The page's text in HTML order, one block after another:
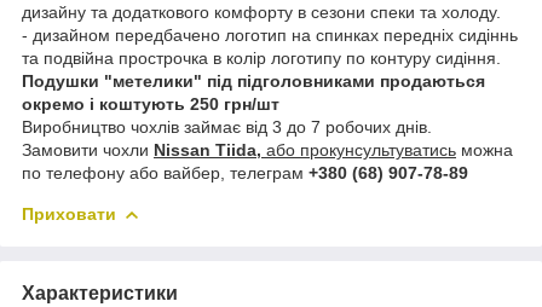
дизайну та додаткового комфорту в сезони спеки та холоду.
- дизайном передбачено логотип на спинках передніх сидіннь
та подвійна прострочка в колір логотипу по контуру сидіння.
Подушки "метелики" під підголовниками продаються
окремо і коштують 250 грн/шт
Виробництво чохлів займає від 3 до 7 робочих днів.
Замовити чохли Nissan Tiida, або прокунсультуватись можна
по телефону або вайбер, телеграм +380 (68) 907-78-89
Приховати
Характеристики